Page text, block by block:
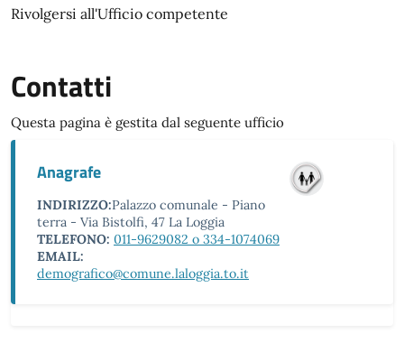
Rivolgersi all'Ufficio competente
Contatti
Questa pagina è gestita dal seguente ufficio
Anagrafe
INDIRIZZO:Palazzo comunale - Piano
terra - Via Bistolfi, 47 La Loggia
TELEFONO: 011-9629082 o 334-1074069
EMAIL:
demografico@comune.laloggia.to.it